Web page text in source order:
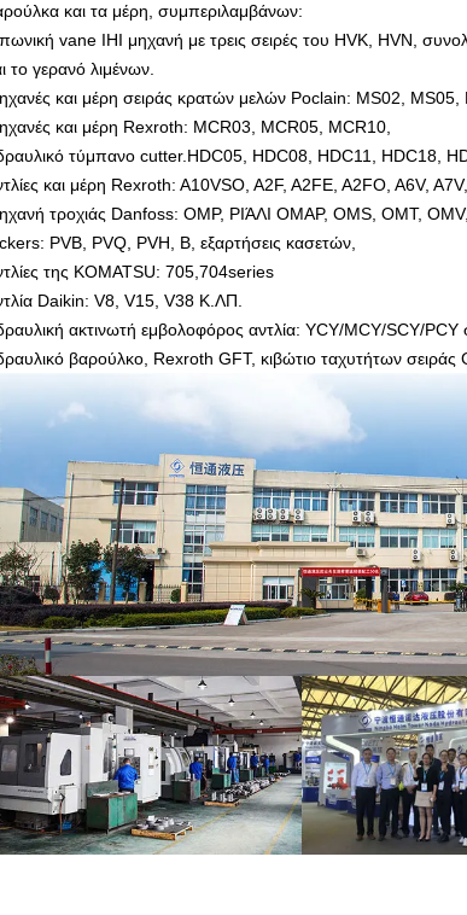
και τα μέρη, συμπεριλαμβάνων:
vane IHI μηχανή με τρεις σειρές του HVK, HVN,
το γερανό λιμένων.
και μέρη σειράς κρατών μελών Poclain: MS02,
και μέρη Rexroth: MCR03, MCR05, MCR10,
τύμπανο cutter.HDC05, HDC08, HDC11, HDC18,
και μέρη Rexroth: A10VSO, A2F, A2FE, A2FO, A6V,
τροχιάς Danfoss: OMP, ΡΙΆΛΙ ΟΜΑΡ, OMS, OMT,
PVB, PVQ, PVH, Β, εξαρτήσεις κασετών,
της KOMATSU: 705,704series
Daikin: V8, V15, V38 Κ.ΛΠ.
ακτινωτή εμβολοφόρος αντλία: YCY/MCY/SCY/PCY
βαρούλκο, Rexroth GFT, κιβώτιο ταχυτήτων σειράς